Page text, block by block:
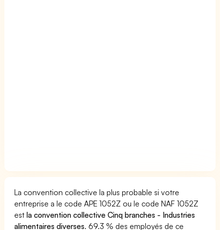
La convention collective la plus probable si votre
entreprise a le code APE 1052Z ou le code NAF 1052Z
estla convention collective Cinq branches - Industries
alimentaires diverses. 69.3 % des employés de ce